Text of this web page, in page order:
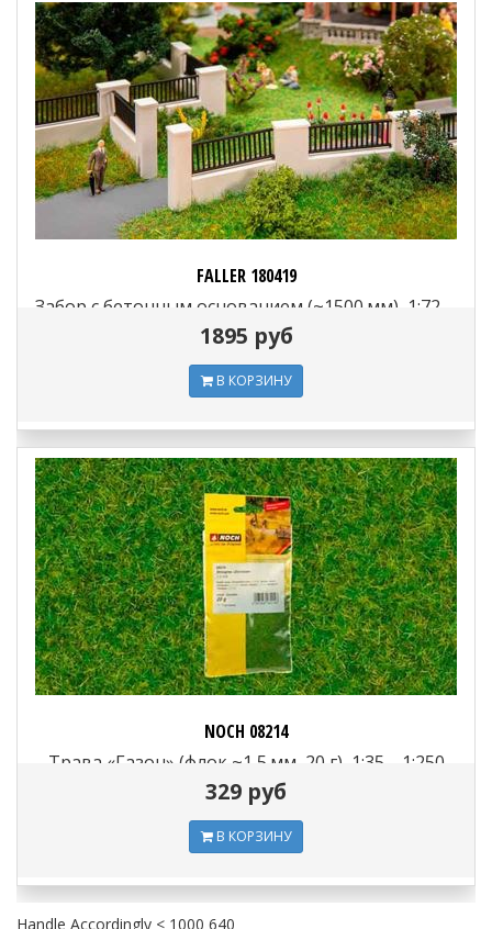
FALLER 180419
Забор с бетонным основанием (~1500 мм), 1:72—
1:100, 1946—1977
1895 руб
В КОРЗИНУ
NOCH 08214
Трава «Газон» (флок ~1,5 мм, 20 г), 1:35—1:250
329 руб
В КОРЗИНУ
Handle Accordingly < 1000 640